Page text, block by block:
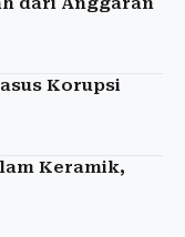
Korupsi
Keramik,